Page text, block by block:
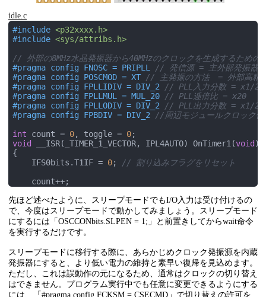
idle.c
#include <p32xxxx.h>
#include <sys/attribs.h>
// 外部の8MHz水晶発振器から40MHzのクロックを生成するための
#pragma config FNOSC = PRIPLL
// 発信源 = 主外部発振器
#pragma config POSCMOD = XT
// 主発振の方法　= 外部高精
#pragma config FPLLIDIV = DIV_2
// PLL入力分数 = x1/2
#pragma config FPLLMUL = MUL_20
// PLL逓倍比 = x20
#pragma config FPLLODIV = DIV_2
// PLL出力分数 = x1/2
#pragma config FPBDIV = DIV_2
//周辺モジュールクロック
int count = 0, toggle = 0
void
__ISR(_TIMER_1_VECTOR, IPL4AUTO) OnTimer1(void )
{
    IFS0bits.T1IF =
0;
// 割り込みフラグをリセット
    count++;
        toggle = !toggle;
        LATBbits.LATB0 = toggle;
// RB0のスイッチ
        count =
0;
    }
}
void InitTimer1 ()
{
    T1CONbits.ON =
0; // 設定のため、タイマー1を無効
    TMR1 =
0; // タイマー1をリセット
先ほど述べたように、スリープモードでもI/O入力は受け付けるの
で、今度はスリープモードで動かしてみましょう。スリープモード
にするには「OSCCONbits.SLPEN = 1;」と前置きしてからwait命令
を実行するだけです。
スリープモードに移行する際に、あらかじめクロック発振源を内蔵
発振器にすると、より低い電力の維持と素早い復帰を見込めます。
ただし、これは誤動作の元になるため、通常はクロックの切り替え
はできません。プログラム実行中でも任意に変更できるようにする
には、「#pragma config FCKSM = CSECMD」で切り替えの許可を